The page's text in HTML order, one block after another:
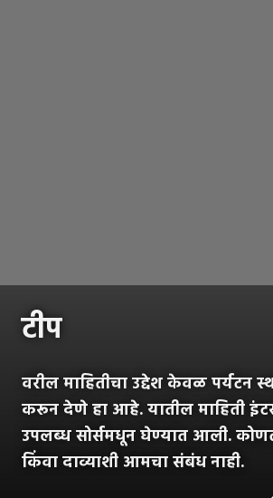
टीप
वरील माहितीचा उद्देश केवळ
करून देणे हा आहे. यातील माहिती
उपलब्ध सोर्समधून घेण्यात आली.
किंवा दाव्याशी आमचा संबंध नाही.